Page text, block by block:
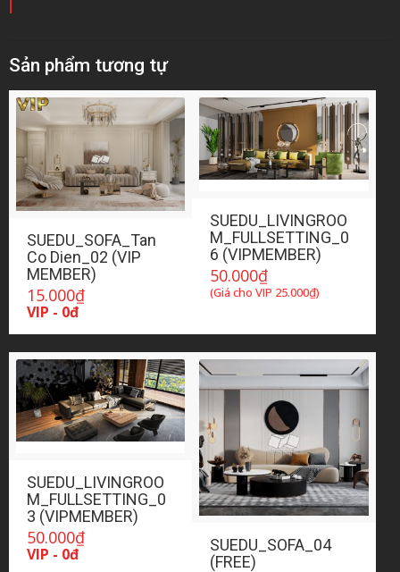
Sản phẩm tương tự
SUEDU_SOFA_Tan
Co Dien_02 (VIP
MEMBER)
15.000₫
VIP - 0đ
SUEDU_LIVINGROO
M_FULLSETTING_0
6 (VIPMEMBER)
50.000₫
(Giá cho VIP 25.000₫)
SUEDU_LIVINGROO
M_FULLSETTING_0
3 (VIPMEMBER)
50.000₫
VIP - 0đ
SUEDU_SOFA_04
(FREE)